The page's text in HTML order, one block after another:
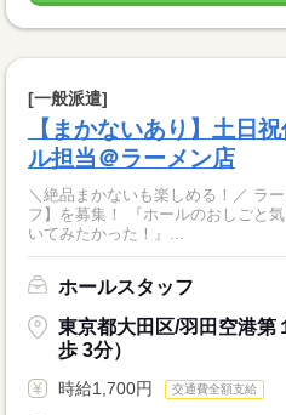
[一般派遣]
【まかないあり】土日
ル担当＠ラーメン店
＼絶品まかないも楽しめる！／ ラ
フ】を募集！ 『ホールのおしごと気になってた！』 『羽田空港で働
いてみたかった！』...
ホールスタッフ
東京都大田区/羽田空港第
歩 3分）
時給1,700円 交通費全額支給